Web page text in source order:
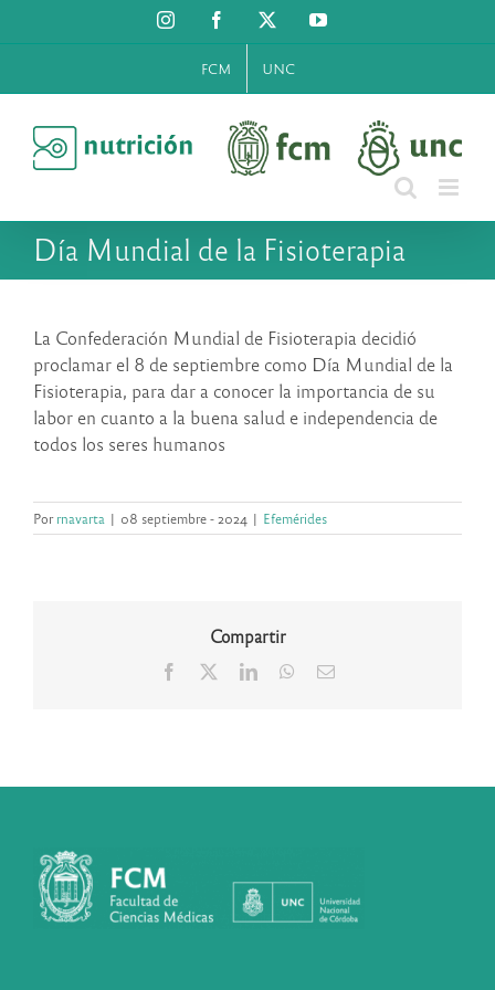
al
InstagramFacebook YouTube
FCM UNC
Día Mundial de la Fisioterapia
La Confederación Mundial de Fisioterapia decidió
proclamar el 8 de septiembre como Día Mundial de la
Fisioterapia, para dar a conocer la importancia de su
labor en cuanto a la buena salud e independencia de
todos los seres humanos
Porrnavarta | 08 septiembre - 2024 | Efemérides
Compartir
Facebook LinkedInWhatsApp
Correo